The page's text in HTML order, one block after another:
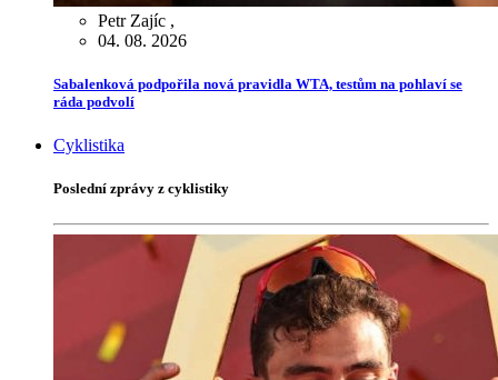
Petr Zajíc ,
04. 08. 2026
Sabalenková podpořila nová pravidla WTA, testům na pohlaví se
ráda podvolí
Cyklistika
Poslední zprávy z cyklistiky